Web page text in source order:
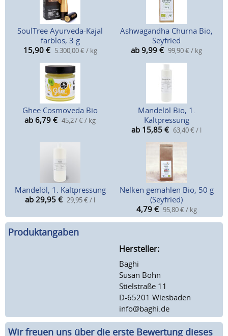
SoulTree Ayurveda-Kajal
farblos, 3 g
15,90 € 5.300,00 € / kg
Ashwagandha Churna Bio,
Seyfried
ab 9,99 € 99,90 € / kg
Ghee Cosmoveda Bio
ab 6,79 € 45,27 € / kg
Mandelöl Bio, 1.
Kaltpressung
ab 15,85 € 63,40 € / l
Mandelöl, 1. Kaltpressung
ab 29,95 € 29,95 € / l
Nelken gemahlen Bio, 50 g
(Seyfried)
4,79 € 95,80 € / kg
Produktangaben
Hersteller:
Baghi
Susan Bohn
Stielstraße 11
D-65201 Wiesbaden
info@baghi.de
Wir freuen uns über die erste Bewertung dieses